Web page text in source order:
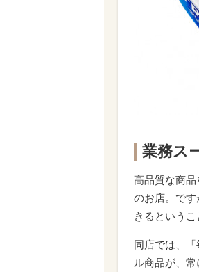
業務ス
高品質な商
のお店。で
きるというこ
同店では、
ル商品が、常